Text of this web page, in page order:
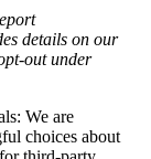
details on our
out under
We are
choices about